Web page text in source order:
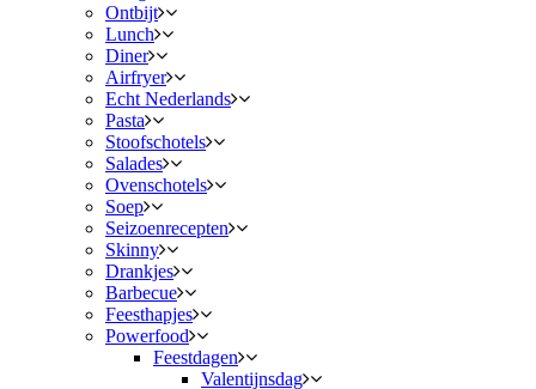
Ontbijt
Lunch
Diner
Airfryer
Echt Nederlands
Pasta
Stoofschotels
Salades
Ovenschotels
Soep
Seizoenrecepten
Skinny
Drankjes
Barbecue
Feesthapjes
Powerfood
Feestdagen
Valentijnsdag